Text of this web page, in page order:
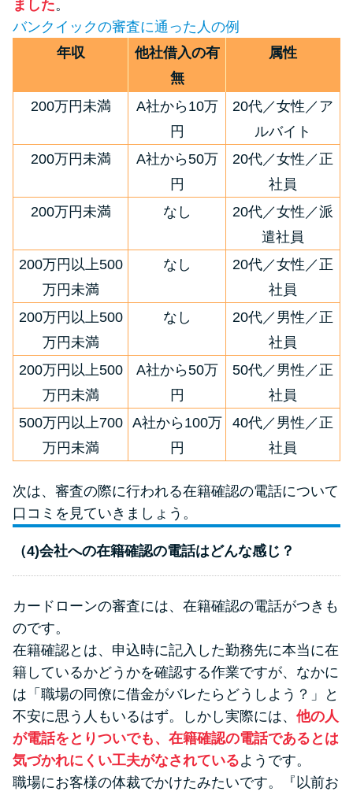
ました。
バンクイックの審査に通った人の例
年収
他社借入の有
無
属性
200万円未満
A社から10万
円
20代／女性／ア
ルバイト
200万円未満
A社から50万
円
20代／女性／正
社員
200万円未満
なし
20代／女性／派
遣社員
200万円以上500
万円未満
なし
20代／女性／正
社員
200万円以上500
万円未満
なし
20代／男性／正
社員
200万円以上500
万円未満
A社から50万
円
50代／男性／正
社員
500万円以上700
万円未満
A社から100万
円
40代／男性／正
社員
次は、審査の際に行われる在籍確認の電話について
口コミを見ていきましょう。
（4)会社への在籍確認の電話はどんな感じ？
カードローンの審査には、在籍確認の電話がつきも
のです。
在籍確認とは、申込時に記入した勤務先に本当に在
籍しているかどうかを確認する作業ですが、なかに
は「職場の同僚に借金がバレたらどうしよう？」と
不安に思う人もいるはず。しかし実際には、 他の人
が電話をとりついでも、在籍確認の電話であるとは
気づかれにくい工夫がなされているようです。
職場にお客様の体裁でかけたみたいです。『以前お